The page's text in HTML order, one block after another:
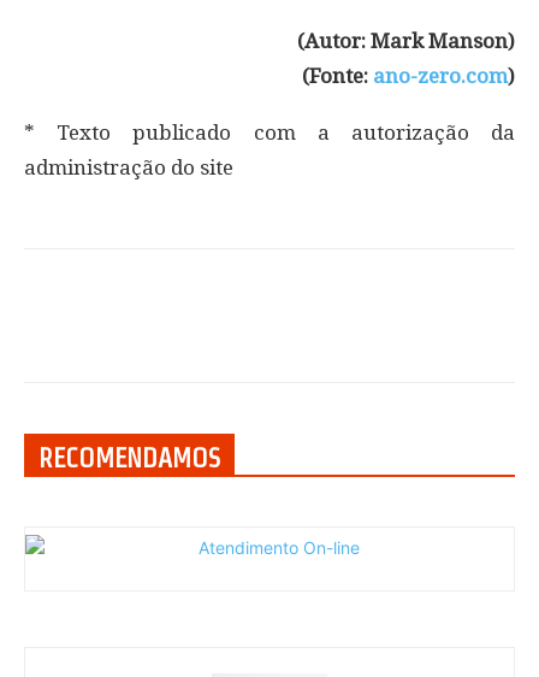
(Autor: Mark Manson)
(Fonte: ano-zero.com)
* Texto publicado com a autorização da
administração do site
RECOMENDAMOS